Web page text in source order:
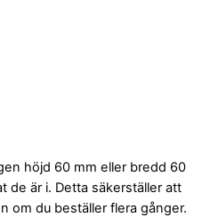
höjd 60 mm eller bredd 60
de är i. Detta säkerställer att
om du beställer flera gånger.